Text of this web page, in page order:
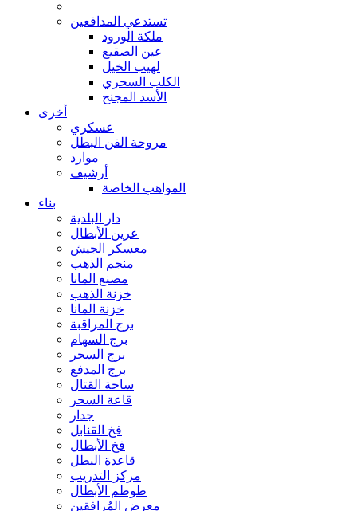
تستدعي المدافعين
ملكة الورود
عين الصقيع
لهيب الخيل
الكلب السحري
الأسد المجنح
أخرى
عسكري
مروحة الفن البطل
موارد
أرشيف
المواهب الخاصة
بناء
دار البلدية
عرين الأبطال
معسكر الجيش
منجم الذهب
مصنع المانا
خزنة الذهب
خزنة المانا
برج المراقبة
برج السهام
برج السحر
برج المدفع
ساحة القتال
قاعة السحر
جدار
فخ القنابل
فخ الأبطال
قاعدة البطل
مركز التدريب
طوطم الأبطال
معرض المُرافقين